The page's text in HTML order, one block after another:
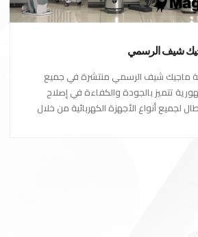
شيف الرسمي
ماجيك شيف الرسمي منتشرة في جميع
تتميز بالجودة والكفاءة في إصلاح
لجميع أنواع الأجهزة الكهربائية من خلال